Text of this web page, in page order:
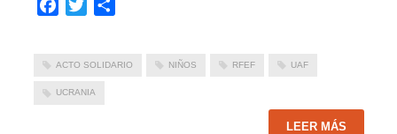
Facebook
Twitter
ACTO SOLIDARIO NIÑOS RFEF UAF
UCRANIA
LEER MÁS